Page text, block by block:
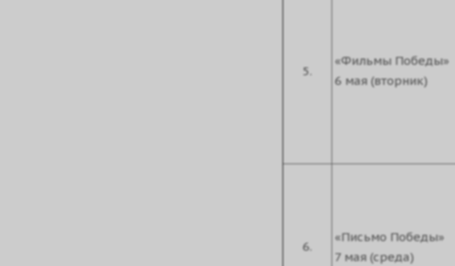
5.
«Фильмы Победы»
6 мая (вторник)
6.
«Письмо Победы»
7 мая (среда)